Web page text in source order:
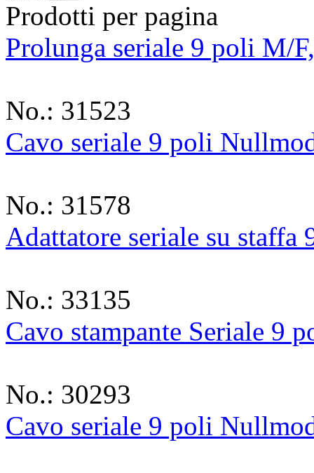
Prodotti per pagina
Prolunga seriale 9 poli M/
No.: 31523
Cavo seriale 9 poli
No.: 31578
Adattatore seriale su staffa
No.: 33135
Cavo stampante Seriale 9
No.: 30293
Cavo seriale 9 poli